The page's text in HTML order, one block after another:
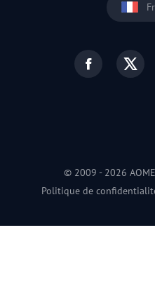
© 2009 - 2026
Politique de